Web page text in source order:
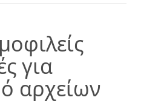
για
αρχείων